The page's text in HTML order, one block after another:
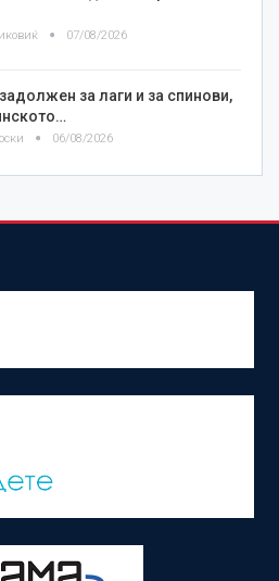
07/08/2026
за лаги и за спинови,
06/08/2026